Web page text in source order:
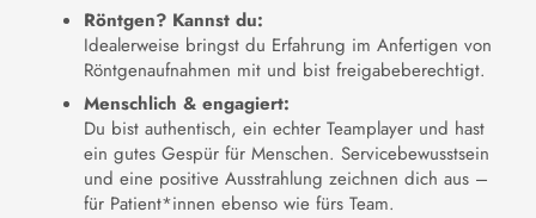
Röntgen? Kannst du:
Idealerweise bringst du Erfahrung im Anfertigen von
Röntgenaufnahmen mit und bist freigabeberechtigt.
Menschlich & engagiert:
Du bist authentisch, ein echter Teamplayer und hast
ein gutes Gespür für Menschen. Servicebewusstsein
und eine positive Ausstrahlung zeichnen dich aus –
für Patient*innen ebenso wie fürs Team.